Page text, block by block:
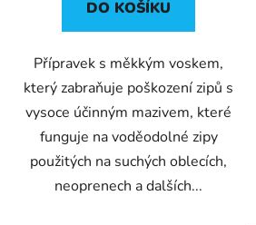
DO KOŠÍKU
Přípravek s měkkým voskem,
který zabraňuje poškození zipů s
vysoce účinným mazivem, které
funguje na voděodolné zipy
použitých na suchých oblecích,
neoprenech a dalších...